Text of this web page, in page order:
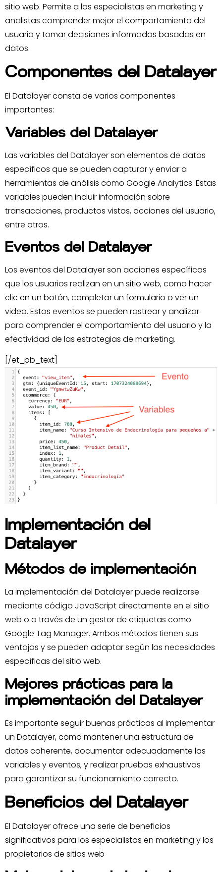
sitio web. Permite a los especialistas en marketing y
analistas comprender mejor el comportamiento del
usuario y tomar decisiones informadas basadas en
datos.
Componentes del Datalayer
El Datalayer consta de varios componentes
importantes:
Variables del Datalayer
Las variables del Datalayer son elementos de datos
específicos que se pueden capturar y enviar a
herramientas de análisis como Google Analytics. Estas
variables pueden incluir información sobre
transacciones, productos vistos, acciones del usuario,
entre otros.
Eventos del Datalayer
Los eventos del Datalayer son acciones específicas
que los usuarios realizan en un sitio web, como hacer
clic en un botón, completar un formulario o ver un
video. Estos eventos se pueden rastrear y analizar
para comprender el comportamiento del usuario y la
efectividad de las estrategias de marketing.
[/et_pb_text]
Implementación del
Datalayer
Métodos de implementación
La implementación del Datalayer puede realizarse
mediante código JavaScript directamente en el sitio
web o a través de un gestor de etiquetas como
Google Tag Manager. Ambos métodos tienen sus
ventajas y se pueden adaptar según las necesidades
específicas del sitio web.
Mejores prácticas para la
implementación del Datalayer
Es importante seguir buenas prácticas al implementar
un Datalayer, como mantener una estructura de
datos coherente, documentar adecuadamente las
variables y eventos, y realizar pruebas exhaustivas
para garantizar su funcionamiento correcto.
Beneficios del Datalayer
El Datalayer ofrece una serie de beneficios
significativos para los especialistas en marketing y los
propietarios de sitios web